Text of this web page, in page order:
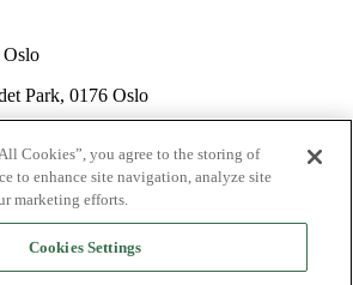
Oslo
Park, 0176 Oslo
Cookies”, you agree to the storing of
to enhance site navigation, analyze site
marketing efforts.
Cookies Settings